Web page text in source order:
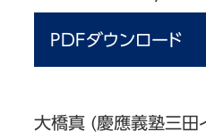
PDFダウンロード
大橋真 (慶應義塾三田